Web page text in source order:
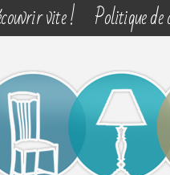
vite ! Politique